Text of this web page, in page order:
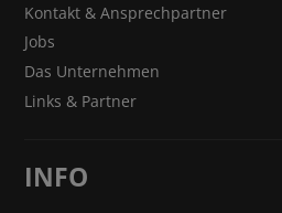
Kontakt & Ansprechpartner
Jobs
Das Unternehmen
Links & Partner
INFO